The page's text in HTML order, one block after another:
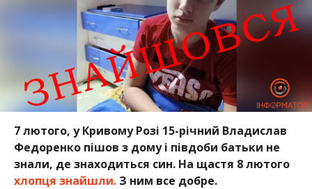
7 лютого, у Кривому Розі 15-річний Владислав
Федоренко пішов з дому і півдоби батьки не
знали, де знаходиться син. На щастя 8 лютого
хлопця знайшли.З ним все добре.